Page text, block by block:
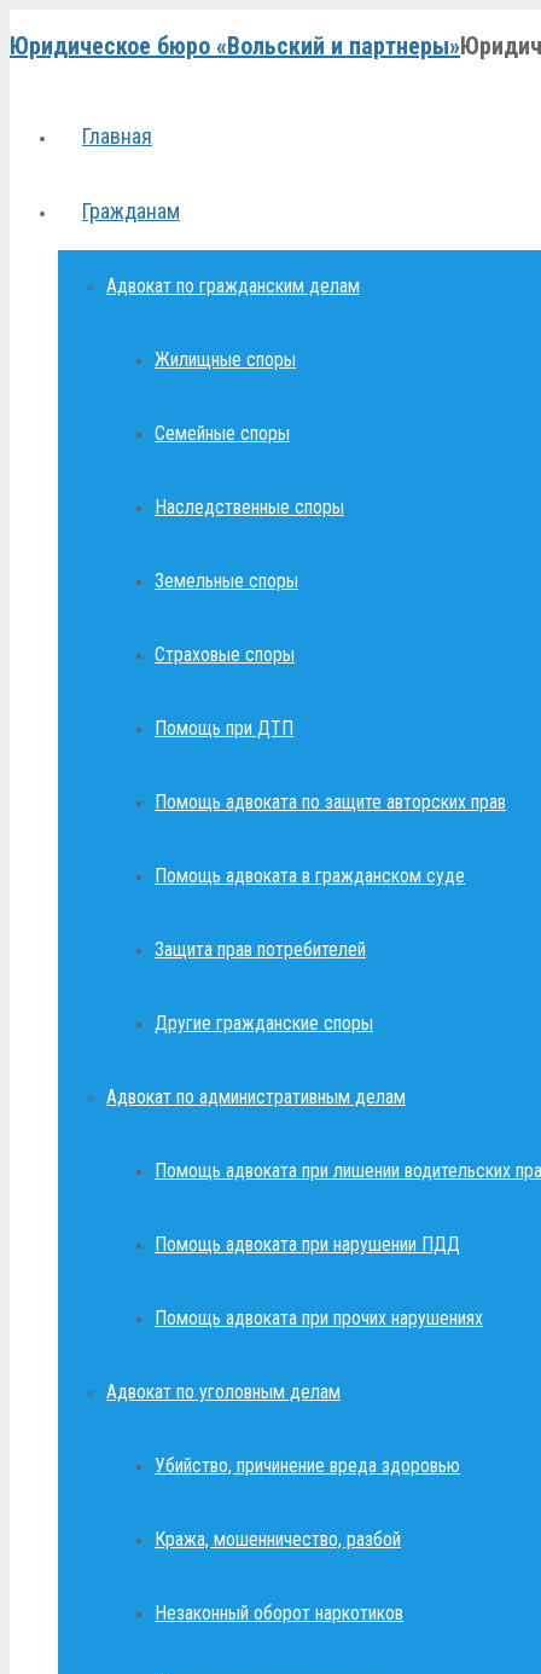
Юридическое бюро «Вольский и партнеры»
Главная
Гражданам
Адвокат по гражданским делам
Жилищные споры
Семейные споры
Наследственные споры
Земельные споры
Страховые споры
Помощь при ДТП
Помощь адвоката по защите авторских прав
Помощь адвоката в гражданском суде
Защита прав потребителей
Другие гражданские споры
Адвокат по административным делам
Помощь адвоката при лишении водительских
Помощь адвоката при нарушении ПДД
Помощь адвоката при прочих нарушениях
Адвокат по уголовным делам
Убийство, причинение вреда здоровью
Кража, мошенничество, разбой
Незаконный оборот наркотиков